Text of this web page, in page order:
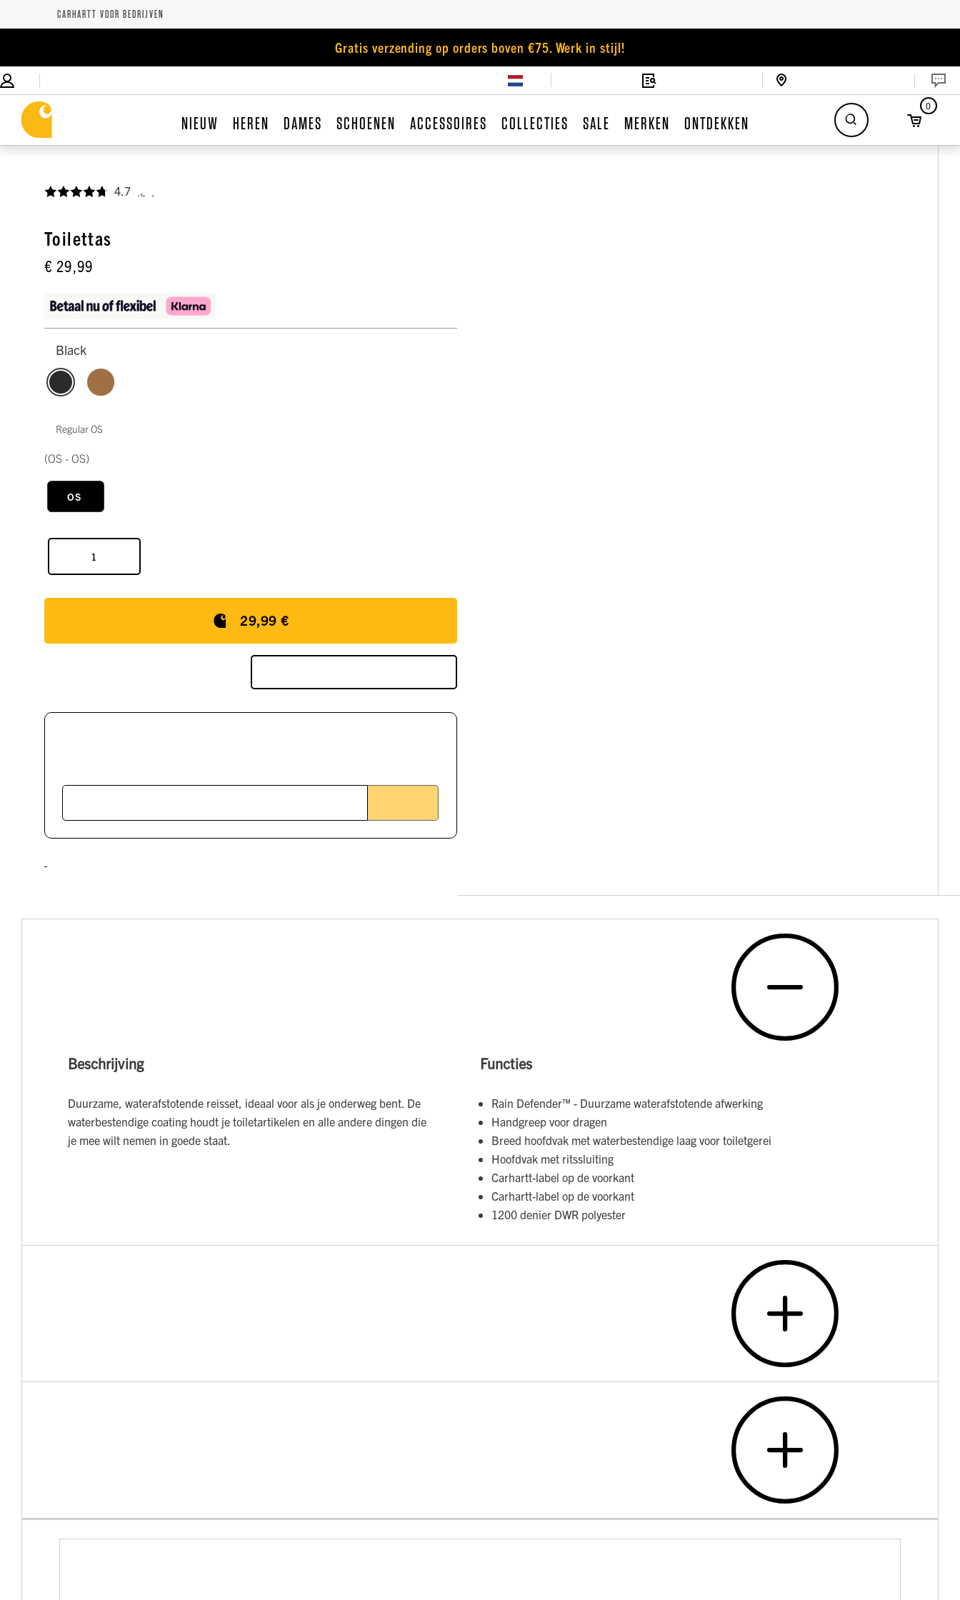
CARHARTT VOOR BEDRIJVEN
Gratis verzending op orders boven €75. Werk in stijl!
NIEUW HEREN DAMES SCHOENEN ACCESSOIRES COLLECTIES SALE MERKEN ONTDEKKEN
0
4.7
Toilettas
€ 29,99
Black
Regular OS
(OS - OS)
OS
29,99 €
Beschrijving
Duurzame, waterafstotende reisset, ideaal voor als je onderweg bent. De
waterbestendige coating houdt je toiletartikelen en alle andere dingen die
je mee wilt nemen in goede staat.
Functies
Rain Defender™ - Duurzame waterafstotende afwerking
Handgreep voor dragen
Breed hoofdvak met waterbestendige laag voor toiletgerei
Hoofdvak met ritssluiting
Carhartt-label op de voorkant
Carhartt-label op de voorkant
1200 denier DWR polyester